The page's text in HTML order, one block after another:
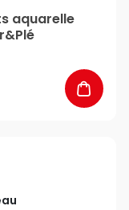
aquarelle